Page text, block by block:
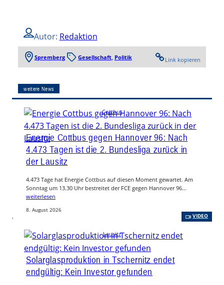
Autor: Redaktion
Spremberg Gesellschaft, Politik Link kopieren
weitere News
Cottbus
, VIDEO
Energie Cottbus gegen Hannover 96: Nach
4.473 Tagen ist die 2. Bundesliga zurück in
der Lausitz
4.473 Tage hat Energie Cottbus auf diesen Moment gewartet. Am
Sonntag um 13.30 Uhr bestreitet der FCE gegen Hannover 96…
weiterlesen
8. August 2026
Lausitz
Solarglasproduktion in Tschernitz endet
endgültig: Kein Investor gefunden